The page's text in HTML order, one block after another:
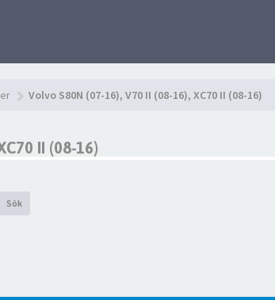
Volvo S80N (07-16), V70 II (08-16), XC70 II (08-16)
II (08-16)
Sök